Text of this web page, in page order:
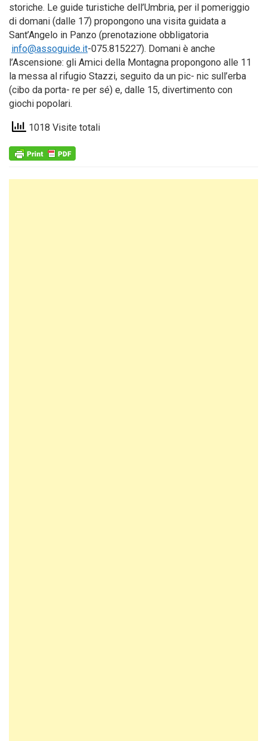
storiche. Le guide turistiche dell’Umbria, per il pomeriggio
di domani (dalle 17) propongono una visita guidata a
Sant’Angelo in Panzo (prenotazione obbligatoria
info@assoguide.it-075.815227). Domani è anche
l’Ascensione: gli Amici della Montagna propongono alle 11
la messa al rifugio Stazzi, seguito da un pic- nic sull’erba
(cibo da porta- re per sé) e, dalle 15, divertimento con
giochi popolari.
1018 Visite totali